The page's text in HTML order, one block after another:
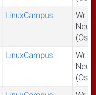
LinuxCampus
Wr.
LinuxCampus
Wr.